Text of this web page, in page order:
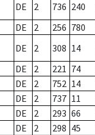
DE 2 736 240
DE 2 256 780
DE 2 308 14
DE 2 221 74
DE 2 752 14
DE 2 737 11
DE 2 293 66
DE 2 298 45